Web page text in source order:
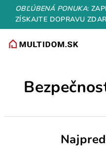
Prejsť
obsah
OBĽÚBENÁ PONUKA:
ZÍSKAJTE DOPRAVU